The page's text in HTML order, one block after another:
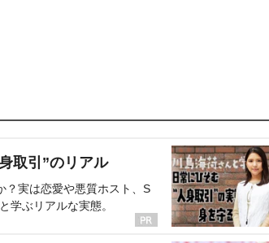
取引”のリアル
？実は恋愛や悪質ホスト、S
学ぶリアルな実態。